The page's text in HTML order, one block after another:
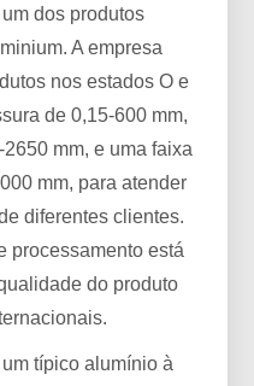
dos produtos
A empresa
nos estados O e
de 0,15-600 mm,
mm, e uma faixa
mm, para atender
diferentes clientes.
processamento está
do produto
típico alumínio à